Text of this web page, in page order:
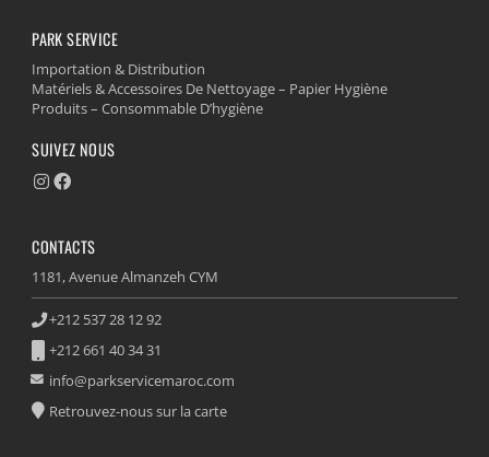
PARK SERVICE
Importation & Distribution
Matériels & Accessoires De Nettoyage – Papier Hygiène
Produits – Consommable D’hygiène
SUIVEZ NOUS
CONTACTS
1181, Avenue Almanzeh CYM
+212 537 28 12 92
+212 661 40 34 31
info@parkservicemaroc.com
Retrouvez-nous sur la carte